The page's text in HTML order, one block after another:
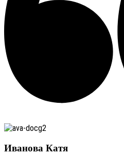
Иванова Катя